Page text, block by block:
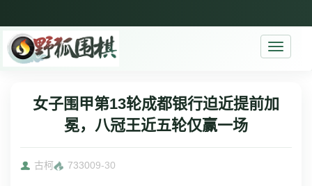
Toggle
女子围甲第13轮成都银行迫近提前加
冕，八冠王近五轮仅赢一场
古柯 733009-30